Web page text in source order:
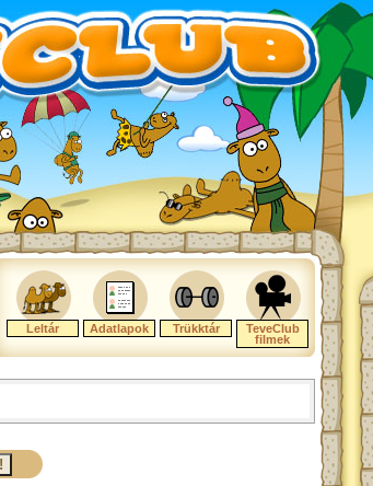
Leltár Adatlapok Trükktár
TeveClub
filmek